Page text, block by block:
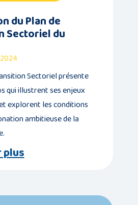
du Plan de
Sectoriel du
Sectoriel présente
qui illustrent ses enjeux
explorent les conditions
ambitieuse de la
plus